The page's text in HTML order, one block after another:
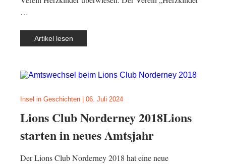
…
Artikel lesen
Insel in Geschichten 06. Juli 2024
Lions Club Norderney 2018Lions
starten in neues Amtsjahr
Der Lions Club Norderney 2018 hat eine neue